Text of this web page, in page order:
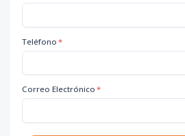
Teléfono *
Correo Electrónico *